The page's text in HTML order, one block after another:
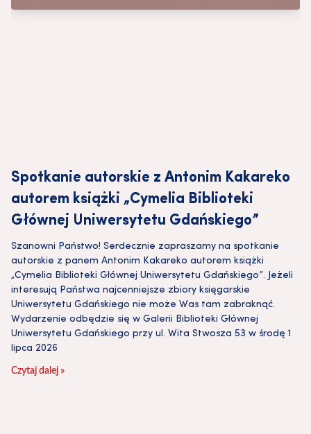
Spotkanie autorskie z Antonim Kakareko
autorem książki „Cymelia Biblioteki
Głównej Uniwersytetu Gdańskiego”
Szanowni Państwo! Serdecznie zapraszamy na spotkanie
autorskie z panem Antonim Kakareko autorem książki
„Cymelia Biblioteki Głównej Uniwersytetu Gdańskiego”. Jeżeli
interesują Państwa najcenniejsze zbiory księgarskie
Uniwersytetu Gdańskiego nie może Was tam zabraknąć.
Wydarzenie odbędzie się w Galerii Biblioteki Głównej
Uniwersytetu Gdańskiego przy ul. Wita Stwosza 53 w środę 1
lipca 2026
Czytaj dalej »